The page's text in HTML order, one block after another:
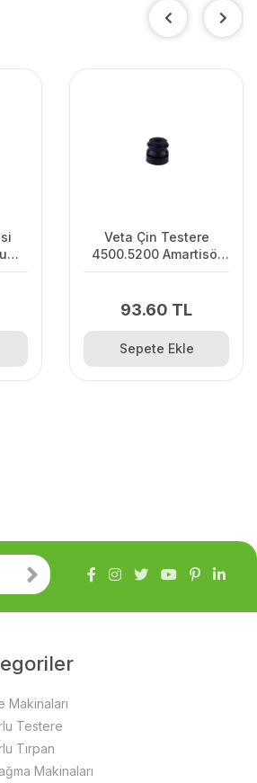
Veta Çin Testere
4500.5200 Amartisör
93.60 TL
Sepete Ekle
Makinaları
Testere
Tırpan
Makinaları